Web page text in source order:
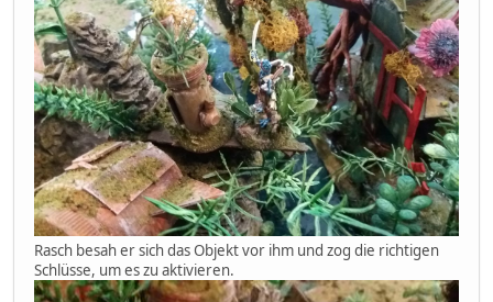
Rasch besah er sich das Objekt vor ihm und zog die richtigen
Schlüsse, um es zu aktivieren.